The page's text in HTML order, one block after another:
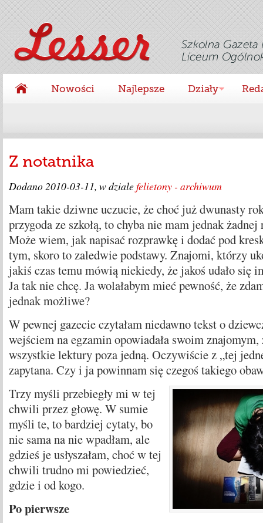
Nowości Najlepsze Działy
Z notatnika
Dodano2010-03-11, w dzialefelietony - archiwum
Mam takie dziwne uczucie, że choć już dwunasty
przygoda ze szkołą, to chyba nie mam jednak
Może wiem, jak napisać rozprawkę i dodać pod
tym, skoro to zaledwie podstawy. Znajomi, którzy
jakiś czas temu mówią niekiedy, że jakoś udało się
Ja tak nie chcę. Ja wolałabym mieć pewność, że
jednak możliwe?
W pewnej gazecie czytałam niedawno tekst o
wejściem na egzamin opowiadała swoim znajomym,
wszystkie lektury poza jedną. Oczywiście z „tej
zapytana. Czy i ja powinnam się czegoś takiego
Trzy myśli przebiegły mi w tej
chwili przez głowę. W sumie
myśli te, to bardziej cytaty, bo
nie sama na nie wpadłam, ale
gdzieś je usłyszałam, choć w tej
chwili trudno mi powiedzieć,
gdzie i od kogo.
Po pierwsze